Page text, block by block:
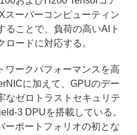
スーパーコンピューティン
ることで、負荷の高いAIト
ードに対応する。
ークパフォーマンスを高
に加えて、GPUのデー
なゼロトラストセキュリテ
3 DPUを搭載している。
ーポートフォリオの初とな